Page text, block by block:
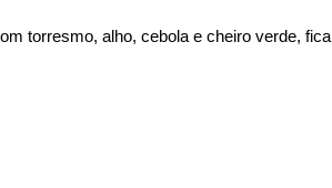
torresmo, alho, cebola e cheiro verde, fica